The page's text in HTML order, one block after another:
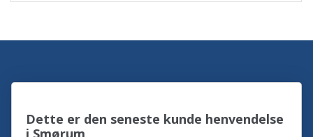
Dette er den seneste kunde henvendelse